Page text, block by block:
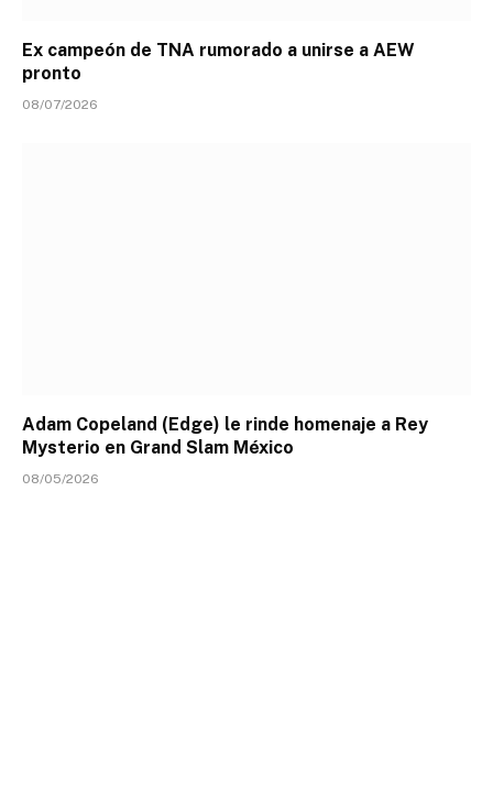
Ex campeón de TNA rumorado a unirse a AEW
pronto
08/07/2026
Adam Copeland (Edge) le rinde homenaje a Rey
Mysterio en Grand Slam México
08/05/2026